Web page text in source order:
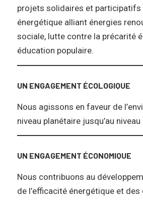
projets solidaires et participatifs
énergétique alliant énergies
sociale, lutte contre la précarité
éducation populaire.
UN ENGAGEMENT ÉCOLOGIQUE
Nous agissons en faveur de
niveau planétaire jusqu’au
UN ENGAGEMENT ÉCONOMIQUE
Nous contribuons au
de l’efficacité énergétique et des